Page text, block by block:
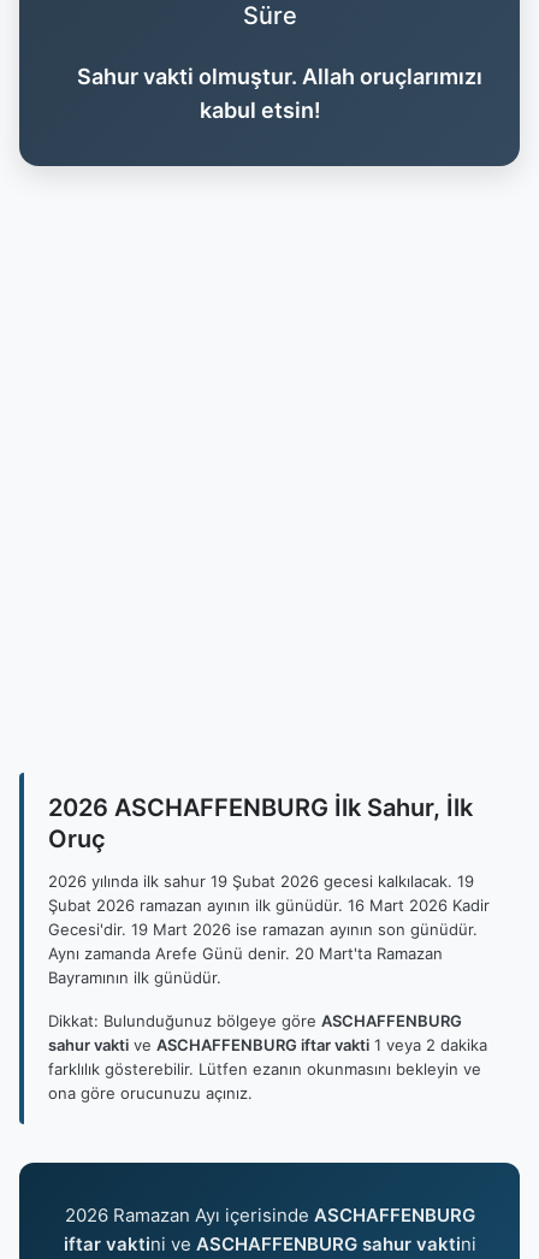
Süre
Sahur vakti olmuştur. Allah oruçlarımızı
kabul etsin!
2026 ASCHAFFENBURG İlk Sahur, İlk
Oruç
2026 yılında ilk sahur 19 Şubat 2026 gecesi kalkılacak. 19
Şubat 2026 ramazan ayının ilk günüdür. 16 Mart 2026 Kadir
Gecesi'dir. 19 Mart 2026 ise ramazan ayının son günüdür.
Aynı zamanda Arefe Günü denir. 20 Mart'ta Ramazan
Bayramının ilk günüdür.
Dikkat: Bulunduğunuz bölgeye göre ASCHAFFENBURG
sahur vakti ve ASCHAFFENBURG iftar vakti 1 veya 2 dakika
farklılık gösterebilir. Lütfen ezanın okunmasını bekleyin ve
ona göre orucunuzu açınız.
2026 Ramazan Ayı içerisinde ASCHAFFENBURG
iftar vaktini ve ASCHAFFENBURG sahur vaktini